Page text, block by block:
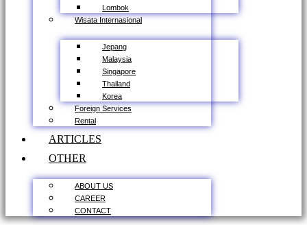
Lombok
Wisata Internasional
Jepang
Malaysia
Singapore
Thailand
Korea
Foreign Services
Rental
ARTICLES
OTHER
ABOUT US
CAREER
CONTACT